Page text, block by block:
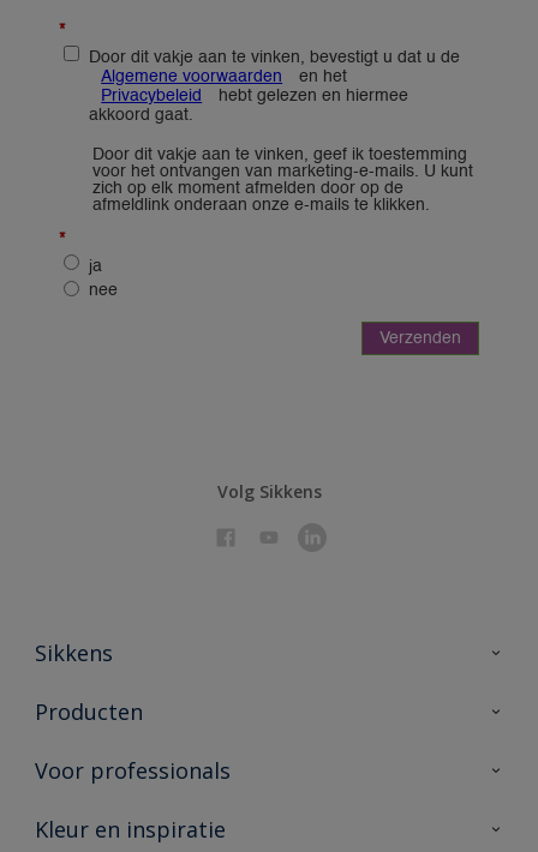
Volg Sikkens
Sikkens
Over Sikkens
Duurzaamheid
Producten
Producten voor binnen
Vind je verkooppunt
Voor professionals
Sikkens Partners 🔗
Kleur en inspiratie